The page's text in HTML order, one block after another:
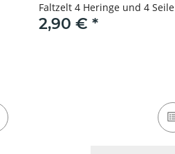
Faltzelt 4 Heringe und 4 Seile
2,90 € *